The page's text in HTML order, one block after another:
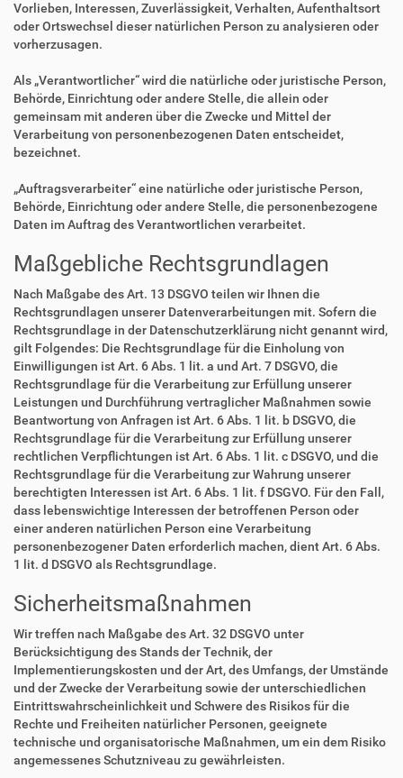
Vorlieben, Interessen, Zuverlässigkeit, Verhalten, Aufenthaltsort
oder Ortswechsel dieser natürlichen Person zu analysieren oder
vorherzusagen.
Als „Verantwortlicher“ wird die natürliche oder juristische Person,
Behörde, Einrichtung oder andere Stelle, die allein oder
gemeinsam mit anderen über die Zwecke und Mittel der
Verarbeitung von personenbezogenen Daten entscheidet,
bezeichnet.
„Auftragsverarbeiter“ eine natürliche oder juristische Person,
Behörde, Einrichtung oder andere Stelle, die personenbezogene
Daten im Auftrag des Verantwortlichen verarbeitet.
Maßgebliche Rechtsgrundlagen
Nach Maßgabe des Art. 13 DSGVO teilen wir Ihnen die
Rechtsgrundlagen unserer Datenverarbeitungen mit. Sofern die
Rechtsgrundlage in der Datenschutzerklärung nicht genannt wird,
gilt Folgendes: Die Rechtsgrundlage für die Einholung von
Einwilligungen ist Art. 6 Abs. 1 lit. a und Art. 7 DSGVO, die
Rechtsgrundlage für die Verarbeitung zur Erfüllung unserer
Leistungen und Durchführung vertraglicher Maßnahmen sowie
Beantwortung von Anfragen ist Art. 6 Abs. 1 lit. b DSGVO, die
Rechtsgrundlage für die Verarbeitung zur Erfüllung unserer
rechtlichen Verpflichtungen ist Art. 6 Abs. 1 lit. c DSGVO, und die
Rechtsgrundlage für die Verarbeitung zur Wahrung unserer
berechtigten Interessen ist Art. 6 Abs. 1 lit. f DSGVO. Für den Fall,
dass lebenswichtige Interessen der betroffenen Person oder
einer anderen natürlichen Person eine Verarbeitung
personenbezogener Daten erforderlich machen, dient Art. 6 Abs.
1 lit. d DSGVO als Rechtsgrundlage.
Sicherheitsmaßnahmen
Wir treffen nach Maßgabe des Art. 32 DSGVO unter
Berücksichtigung des Stands der Technik, der
Implementierungskosten und der Art, des Umfangs, der Umstände
und der Zwecke der Verarbeitung sowie der unterschiedlichen
Eintrittswahrscheinlichkeit und Schwere des Risikos für die
Rechte und Freiheiten natürlicher Personen, geeignete
technische und organisatorische Maßnahmen, um ein dem Risiko
angemessenes Schutzniveau zu gewährleisten.